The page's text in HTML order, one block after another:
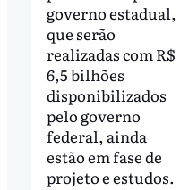
governo estadual,
que serão
realizadas com R$
6,5 bilhões
disponibilizados
pelo governo
federal, ainda
estão em fase de
projeto e estudos.